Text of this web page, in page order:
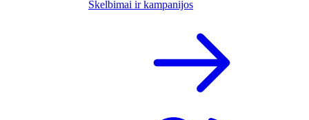
Skelbimai ir kampanijos